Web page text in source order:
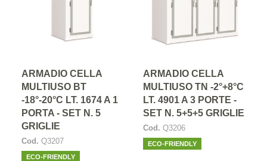
ARMADIO CELLA
MULTIUSO BT
-18°-20°C LT. 1674 A 1
PORTA - SET N. 5
GRIGLIE
Cod. Q3207
ECO-FRIENDLY
ARMADIO CELLA
MULTIUSO TN -2°+8°C
LT. 4901 A 3 PORTE -
SET N. 5+5+5 GRIGLIE
Cod. Q3206
ECO-FRIENDLY